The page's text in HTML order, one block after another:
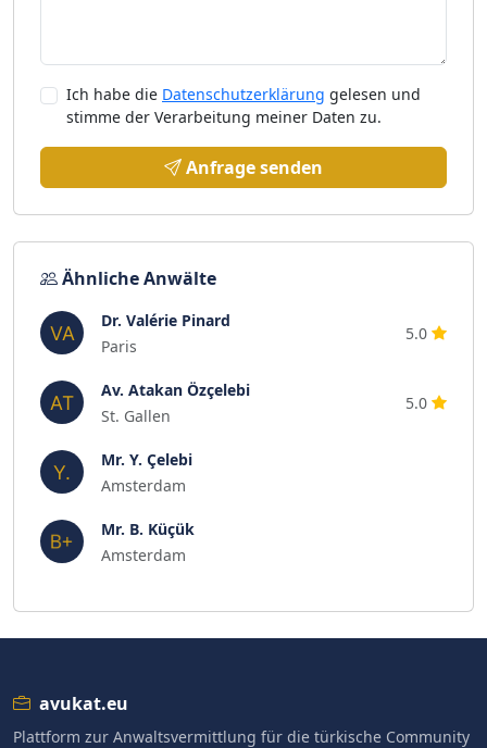
Ich habe die Datenschutzerklärung gelesen und
stimme der Verarbeitung meiner Daten zu.
Anfrage senden
Ähnliche Anwälte
Dr. Valérie Pinard
Paris
5.0
Av. Atakan Özçelebi
St. Gallen
5.0
Mr. Y. Çelebi
Amsterdam
Mr. B. Küçük
Amsterdam
avukat.eu
Plattform zur Anwaltsvermittlung für die türkische Community